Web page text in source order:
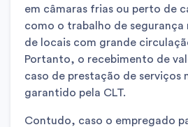
em câmaras frias ou perto de
como o trabalho de segurança
de locais com grande
Portanto, o recebimento de
caso de prestação de serviços
garantido pela CLT.
Contudo, caso o empregado